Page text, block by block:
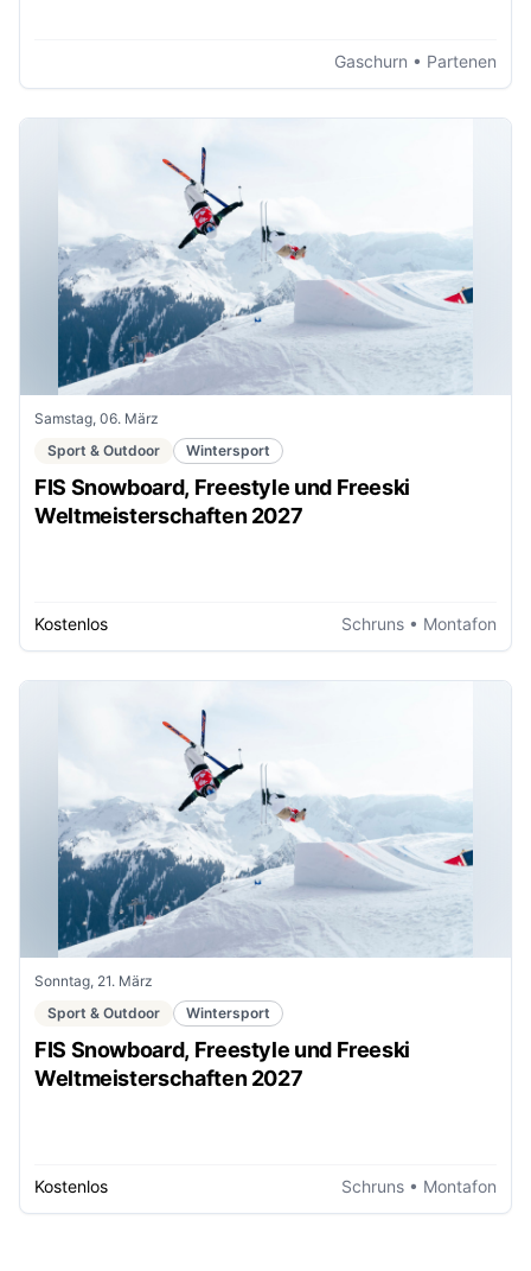
Gaschurn • Partenen
Samstag, 06. März
Sport & Outdoor
Wintersport
FIS Snowboard, Freestyle und Freeski
Weltmeisterschaften 2027
Kostenlos Schruns • Montafon
Sonntag, 21. März
Sport & Outdoor
Wintersport
FIS Snowboard, Freestyle und Freeski
Weltmeisterschaften 2027
Kostenlos Schruns • Montafon